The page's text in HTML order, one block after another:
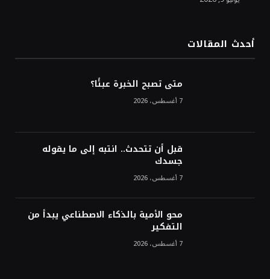
الدولار الأمريكي يتراجع قرب أدنى مستوياته
ترقب تطورات الوساطة بشأن الحرب
أحدث المقالات
متى تصبح الخبرة عبئًا؟
7 أغسطس، 2026
قبل أن تتحدث.. انتبه إلى ما يقوله
جسدك
7 أغسطس، 2026
محو الأمية بالذكاء الاصطناعي يبدأ من
التفكير
7 أغسطس، 2026